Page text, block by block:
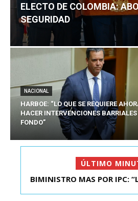
ELECTO DE COLOMBIA:
SEGURIDAD
NACIONAL
HARBOE: “LO QUE SE REQUIERE
HACER INTERVENCIONES
FONDO”
ÚLTIMO
BIMINISTRO MAS POR IPC: